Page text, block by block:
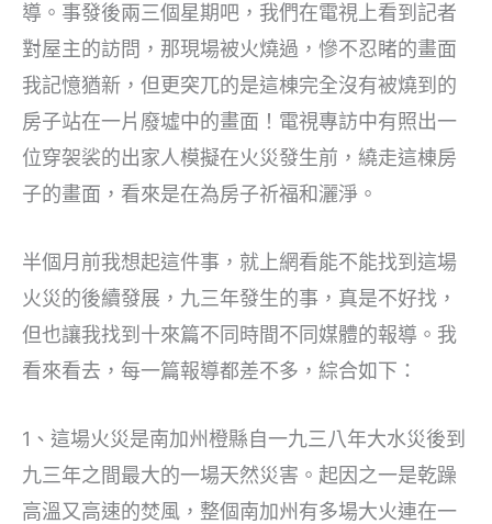
導。事發後兩三個星期吧，我們在電視上看到記者
對屋主的訪問，那現場被火燒過，慘不忍睹的畫面
我記憶猶新，但更突兀的是這棟完全沒有被燒到的
房子站在一片廢墟中的畫面！電視專訪中有照出一
位穿袈裟的出家人模擬在火災發生前，繞走這棟房
子的畫面，看來是在為房子祈福和灑淨。
半個月前我想起這件事，就上網看能不能找到這場
火災的後續發展，九三年發生的事，真是不好找，
但也讓我找到十來篇不同時間不同媒體的報導。我
看來看去，每一篇報導都差不多，綜合如下：
1、這場火災是南加州橙縣自一九三八年大水災後到
九三年之間最大的一場天然災害。起因之一是乾躁
高溫又高速的焚風，整個南加州有多場大火連在一